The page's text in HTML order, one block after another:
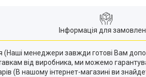
Інформація для
(Наші менеджери завжди готові Вам
від виробника, ми можемо
(В нашому інтернет-магазині ви